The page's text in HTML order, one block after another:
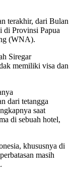
terakhir, dari Bulan
di Provinsi Papua
(WNA).
Siregar
memiliki visa dan
dari tetangga
saat
di sebuah hotel,
khususnya di
masih